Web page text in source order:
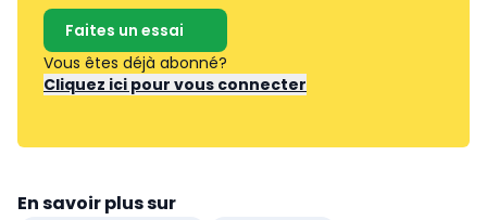
Faites un essai
Vous êtes déjà abonné?
Cliquez ici pour vous connecter
En savoir plus sur